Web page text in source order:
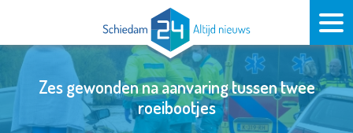
Zes gewonden na aanvaring tussen twee
roeibootjes